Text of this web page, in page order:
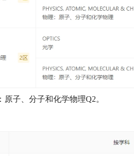
子、分子和化学物理Q2。